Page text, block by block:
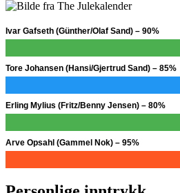
Ivar Gafseth (Günther/Olaf Sand) – 90%
Tore Johansen (Hansi/Gjertrud Sand) – 85%
Erling Mylius (Fritz/Benny Jensen) – 80%
Arve Opsahl (Gammel Nok) – 95%